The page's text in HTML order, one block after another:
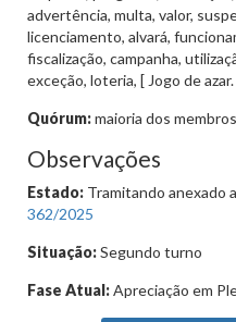
advertência, multa, valor,
licenciamento, alvará,
fiscalização, campanha,
exceção, loteria, [ Jogo de
Quórum:maioria dos
Observações
Estado: Tramitando anexado
362/2025
Situação:Segundo turno
Fase Atual:Apreciação em